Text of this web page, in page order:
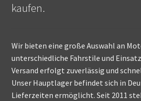
kaufen.
Wir bieten eine große Auswahl an
unterschiedliche Fahrstile und
Versand erfolgt zuverlässig und
Unser Hauptlager befindet sich in
Lieferzeiten ermöglicht. Seit 2011